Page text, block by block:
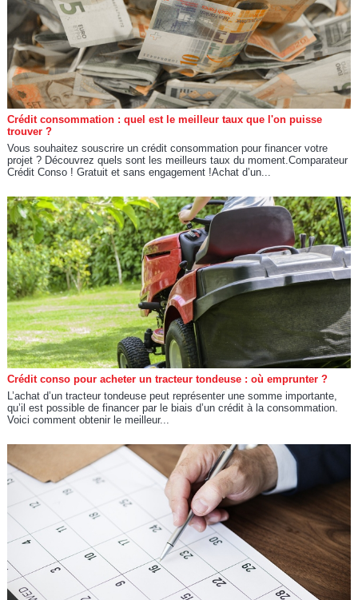
Crédit consommation : quel est le meilleur taux que l'on puisse
trouver ?
Vous souhaitez souscrire un crédit consommation pour financer votre
projet ? Découvrez quels sont les meilleurs taux du moment.Comparateur
Crédit Conso ! Gratuit et sans engagement !Achat d’un...
Crédit conso pour acheter un tracteur tondeuse : où emprunter ?
L’achat d’un tracteur tondeuse peut représenter une somme importante,
qu’il est possible de financer par le biais d’un crédit à la consommation.
Voici comment obtenir le meilleur...